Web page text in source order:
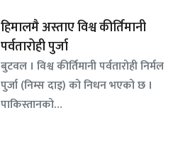
हिमालमै अस्ताए विश्व कीर्तिमानी
पर्वतारोही पुर्जा
बुटवल । विश्व कीर्तिमानी पर्वतारोही निर्मल
पुर्जा (निम्स दाइ) को निधन भएको छ ।
पाकिस्तानको…